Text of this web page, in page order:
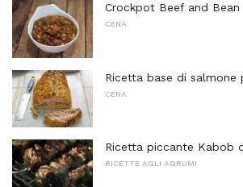
Crockpot Beef and Bean
CENA
Ricetta base di salmone
CENA
Ricetta piccante Kabob
RICETTE AGLI AGRUMI